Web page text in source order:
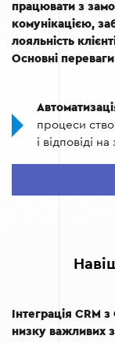
працювати з
комунікацією,
лояльність
Основні
процеси
і відповіді
швидко
комунікацій
Аналіз
аналізу
Інтеграція CRM
низку важливих